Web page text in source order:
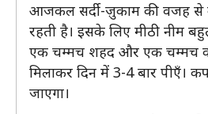
आजकल सर्दी-ज़ुकाम की वजह से
रहती है। इसके लिए मीठी नीम
एक चम्मच शहद और एक चम्मच
मिलाकर दिन में 3-4 बार पीएँ।
जाएगा।